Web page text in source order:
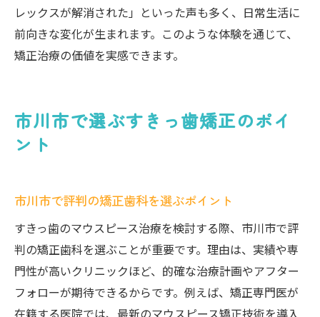
レックスが解消された」といった声も多く、日常生活に
前向きな変化が生まれます。このような体験を通じて、
矯正治療の価値を実感できます。
市川市で選ぶすきっ歯矯正のポイ
ント
市川市で評判の矯正歯科を選ぶポイント
すきっ歯のマウスピース治療を検討する際、市川市で評
判の矯正歯科を選ぶことが重要です。理由は、実績や専
門性が高いクリニックほど、的確な治療計画やアフター
フォローが期待できるからです。例えば、矯正専門医が
在籍する医院では、最新のマウスピース矯正技術を導入